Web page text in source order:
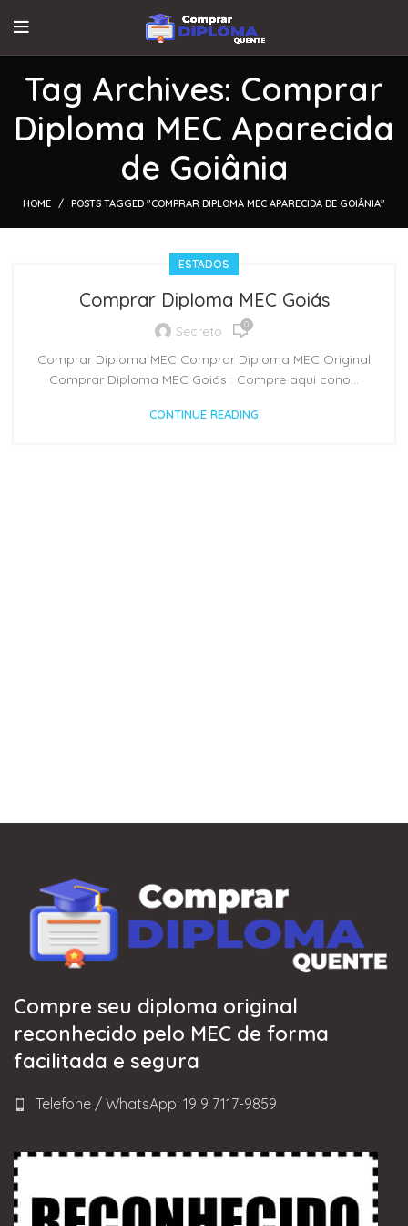
Tag Archives: Comprar
Diploma MEC Aparecida
de Goiânia
HOME POSTS TAGGED "COMPRAR DIPLOMA MEC APARECIDA DE GOIÂNIA"
ESTADOS
Comprar Diploma MEC Goiás
Secreto 0
Comprar Diploma MEC Comprar Diploma MEC Original
Comprar Diploma MEC Goiás : Compre aqui cono...
CONTINUE READING
Compre seu diploma original
reconhecido pelo MEC de forma
facilitada e segura
Telefone / WhatsApp: 19 9 7117-9859